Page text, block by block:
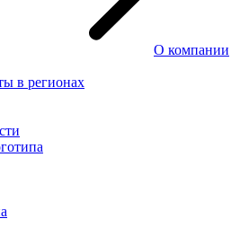
О компании
в регионах